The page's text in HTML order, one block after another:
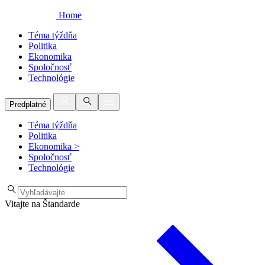
Home
Téma týždňa
Politika
Ekonomika
Spoločnosť
Technológie
Predplatné
Téma týždňa
Politika
Ekonomika >
Spoločnosť
Technológie
Vitajte na Štandarde